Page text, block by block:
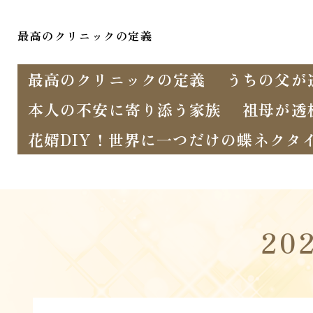
最高のクリニックの定義
最高のクリニックの定義
うちの父
本人の不安に寄り添う家族
祖母が透
花婿DIY！世界に一つだけの蝶ネクタ